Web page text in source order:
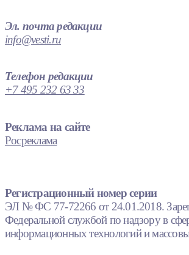
Эл. почта редакции
info@vesti.ru
Телефон редакции
+7 495 232 63 33
Реклама на сайте
Росреклама
Регистрационный номер серии
ЭЛ № ФС 77-72266 от 24.01.2018.
Федеральной службой по надзору в
информационных технологий и